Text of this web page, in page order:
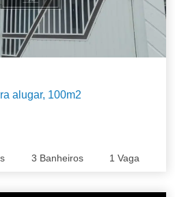
alugar, 100m2
3 Banheiros 1 Vaga